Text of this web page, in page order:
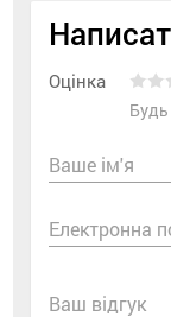
Оцінка
Ваше ім'я
Електронна
Ваш відгук